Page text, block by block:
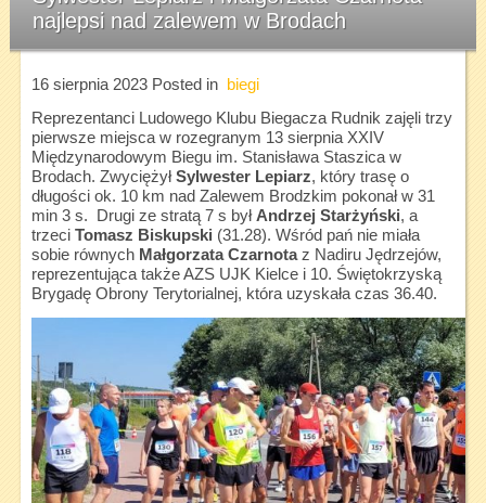
najlepsi nad zalewem w Brodach
16 sierpnia 2023Posted in
biegi
Reprezentanci Ludowego Klubu Biegacza Rudnik zajęli trzy
pierwsze miejsca w rozegranym 13 sierpnia XXIV
Międzynarodowym Biegu im. Stanisława Staszica w
Brodach. ZwyciężyłSylwester Lepiarz, który trasę o
długości ok. 10 km nad Zalewem Brodzkim pokonał w 31
min 3 s. Drugi ze stratą 7 s był Andrzej Starżyński, a
trzeci Tomasz Biskupski (31.28). Wśród pań nie miała
sobie równych Małgorzata Czarnotaz Nadiru Jędrzejów,
reprezentująca także AZS UJK Kielce i 10. Świętokrzyską
Brygadę Obrony Terytorialnej, która uzyskała czas 36.40.